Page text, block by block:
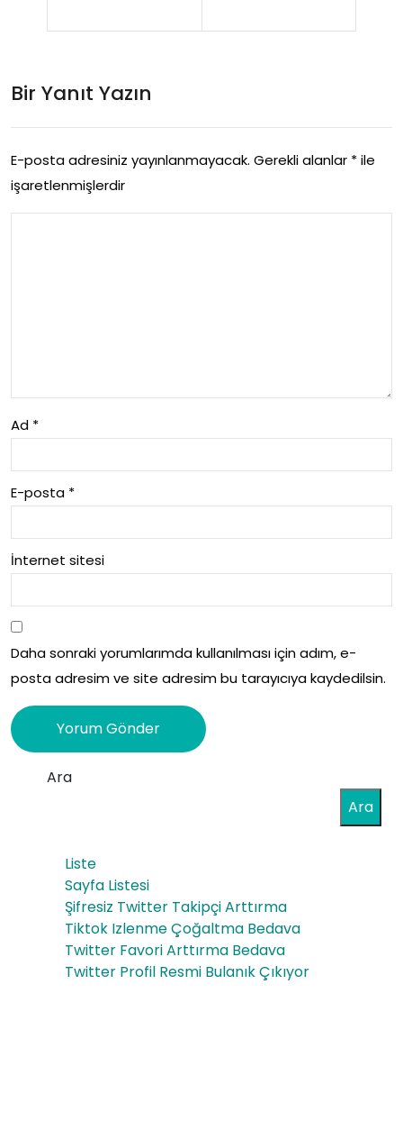
nin
Sor
Bir Yanıt Yazın
E-posta adresiniz yayınlanmayacak. Gerekli alanlar *ile
işaretlenmişlerdir
Ad *
E-posta *
İnternet sitesi
Daha sonraki yorumlarımda kullanılması için adım, e-
posta adresim ve site adresim bu tarayıcıya kaydedilsin.
Ara
Ara
Liste
Sayfa Listesi
Şifresiz Twitter Takipçi Arttırma
Tiktok Izlenme Çoğaltma Bedava
Twitter Favori Arttırma Bedava
Twitter Profil Resmi Bulanık Çıkıyor